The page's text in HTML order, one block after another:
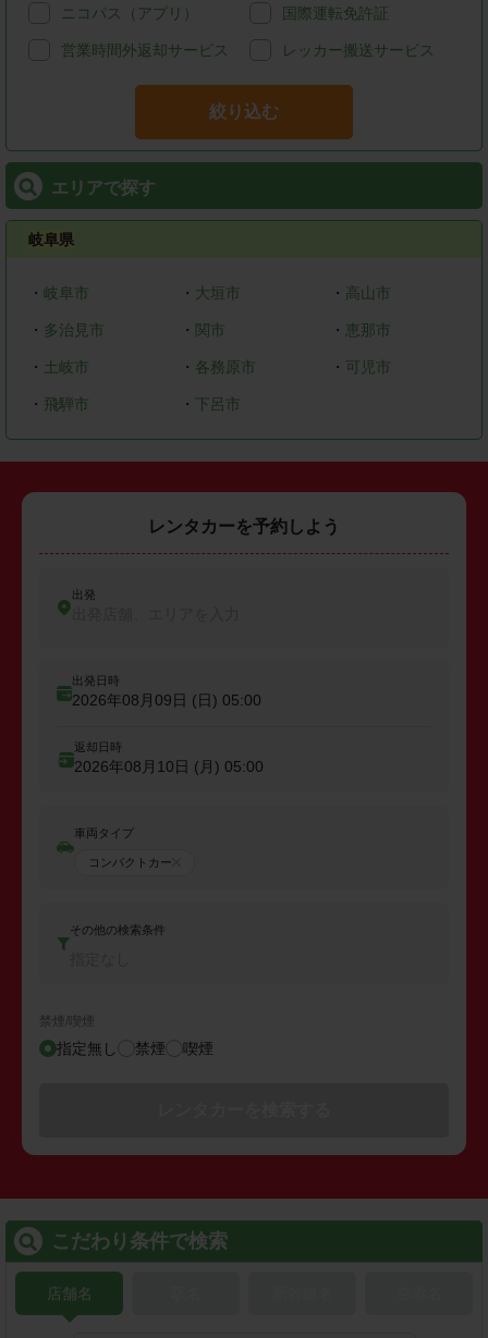
ニコパス（アプリ） 国際運転免許証
営業時間外返却サービス レッカー搬送サービス
絞り込む
エリアで探す
岐阜県
・ 岐阜市 ・ 大垣市 ・ 高山市
・ 多治見市 ・ 関市 ・ 恵那市
・ 土岐市 ・ 各務原市 ・ 可児市
・ 飛騨市 ・ 下呂市
レンタカーを予約しよう
出発
出発日時
2026年08月09日 (日) 05:00
返却日時
2026年08月10日 (月) 05:00
車両タイプ
コンパクトカー
その他の検索条件
禁煙/喫煙
指定無し 禁煙 喫煙
こだわり条件で検索
店舗名